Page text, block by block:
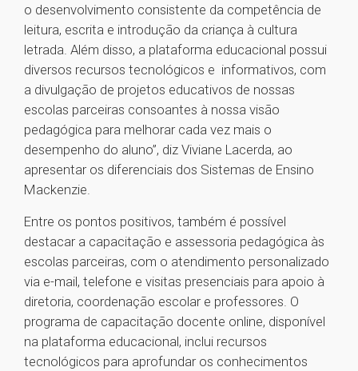
o desenvolvimento consistente da competência de
leitura, escrita e introdução da criança à cultura
letrada. Além disso, a plataforma educacional possui
diversos recursos tecnológicos e informativos, ​com
a divulgação de projetos educativos de nossas
escolas parceiras consoantes à nossa visão
pedagógica para melhorar cada vez mais o
desempenho do aluno”, diz Viviane Lacerda, ao
apresentar os diferenciais dos Sistemas de Ensino
Mackenzie.
Entre os pontos positivos, também é possível
destacar a capacitação e assessoria pedagógica às
escolas parceiras, com o atendimento personalizado
via e-mail, telefone e visitas presenciais para apoio à
diretoria, coordenação escolar e professores. O
programa de capacitação docente online, disponível
na plataforma educacional, inclui recursos
tecnológicos para aprofundar os conhecimentos